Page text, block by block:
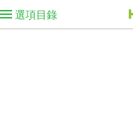
選項目錄